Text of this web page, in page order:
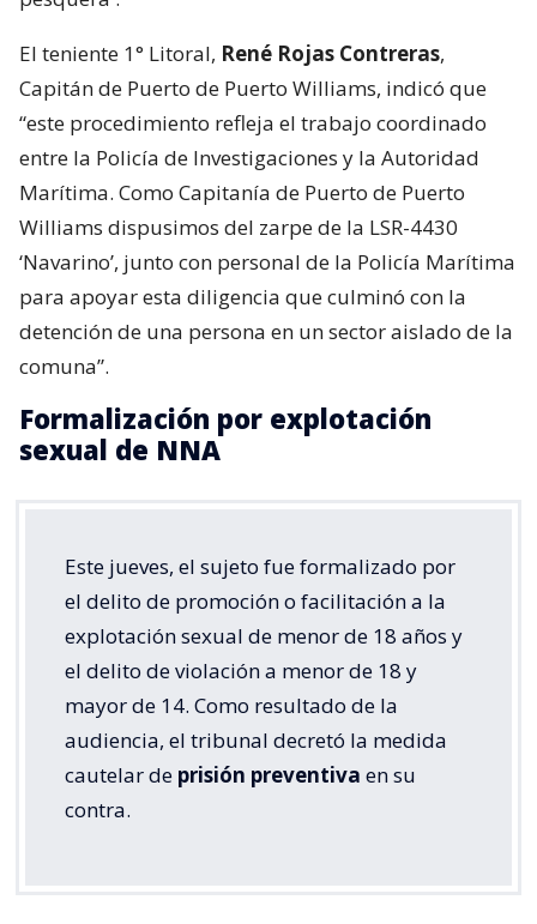
El teniente 1° Litoral, René Rojas Contreras,
Capitán de Puerto de Puerto Williams, indicó que
“este procedimiento refleja el trabajo coordinado
entre la Policía de Investigaciones y la Autoridad
Marítima. Como Capitanía de Puerto de Puerto
Williams dispusimos del zarpe de la LSR-4430
‘Navarino’, junto con personal de la Policía Marítima
para apoyar esta diligencia que culminó con la
detención de una persona en un sector aislado de la
comuna”.
Formalización por explotación
sexual de NNA
Este jueves, el sujeto fue formalizado por
el delito de promoción o facilitación a la
explotación sexual de menor de 18 años y
el delito de violación a menor de 18 y
mayor de 14. Como resultado de la
audiencia, el tribunal decretó la medida
cautelar de prisión preventiva en su
contra.